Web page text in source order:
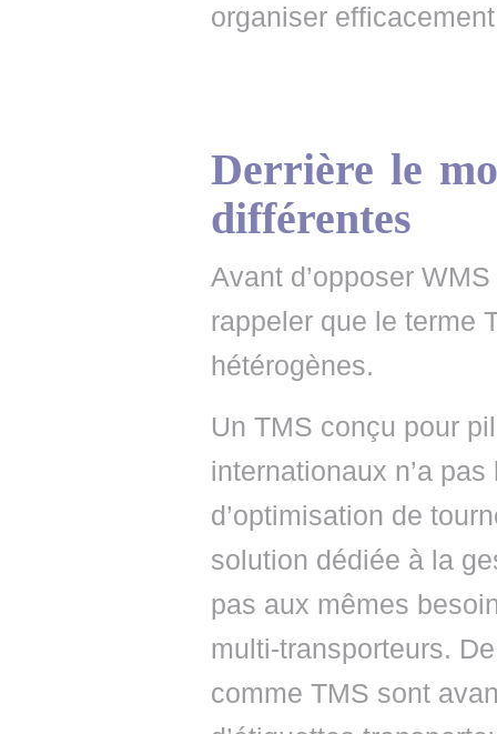
organiser
Derrière le
différentes
Avant d’opposer
rappeler que le terme
hétérogènes.
Un TMS conçu pour
internationaux n’a
d’optimisation de
solution dédiée à la
pas aux mêmes
multi-transporteurs.
comme TMS sont